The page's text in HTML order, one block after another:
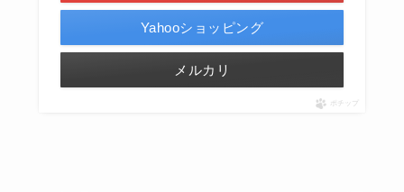
Yahooショッピング
メルカリ
ポチップ